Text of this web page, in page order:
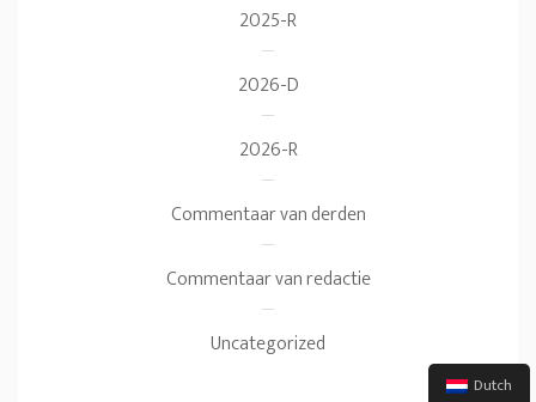
2025-R
2026-D
2026-R
Commentaar van derden
Commentaar van redactie
Uncategorized
Dutch